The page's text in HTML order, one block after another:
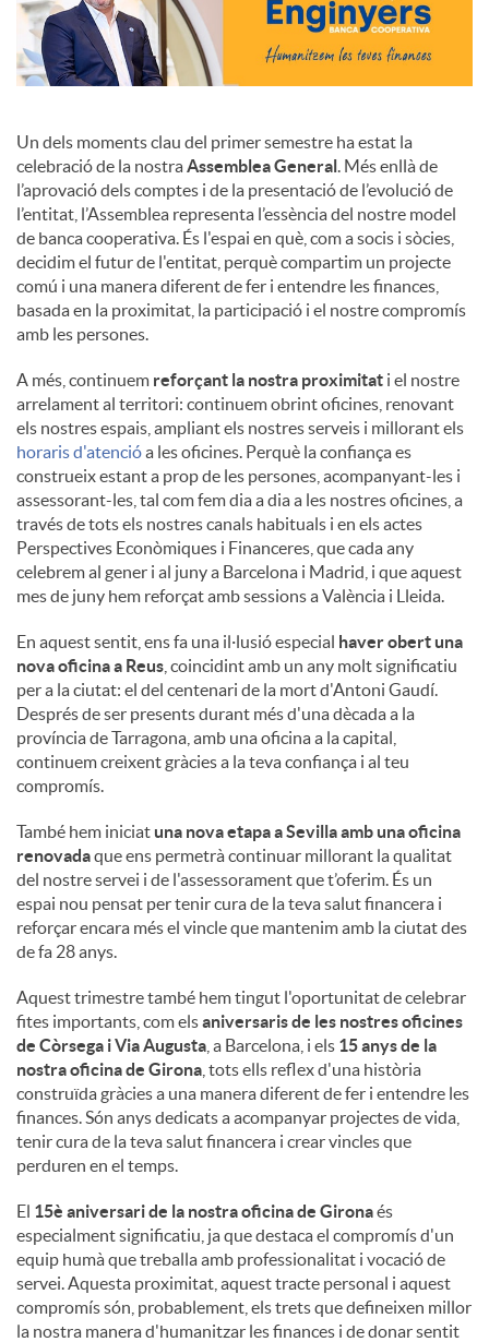
Un dels moments clau del primer semestre ha estat la
celebració de la nostra Assemblea General . Més enllà de
l’aprovació dels comptes i de la presentació de l’evolució de
l’entitat, l’Assemblea representa l’essència del nostre model
de banca cooperativa. És l'espai en què, com a socis i sòcies,
decidim el futur de l'entitat, perquè compartim un projecte
comú i una manera diferent de fer i entendre les finances,
basada en la proximitat, la participació i el nostre compromís
amb les persones.
A més, continuem reforçant la nostra proximitat i el nostre
arrelament al territori: continuem obrint oficines, renovant
els nostres espais, ampliant els nostres serveis i millorant els
horaris d'atencióa les oficines. Perquè la confiança es
construeix estant a prop de les persones, acompanyant-les i
assessorant-les, tal com fem dia a dia a les nostres oficines, a
través de tots els nostres canals habituals i en els actes
Perspectives Econòmiques i Financeres, que cada any
celebrem al gener i al juny a Barcelona i Madrid, i que aquest
mes de juny hem reforçat amb sessions a València i Lleida.
En aquest sentit, ens fa una il·lusió especial haver obert una
nova oficina a Reus , coincidint amb un any molt significatiu
per a la ciutat: el del centenari de la mort d'Antoni Gaudí.
Després de ser presents durant més d'una dècada a la
província de Tarragona, amb una oficina a la capital,
continuem creixent gràcies a la teva confiança i al teu
compromís.
També hem iniciat una nova etapa a Sevilla amb una oficina
renovadaque ens permetrà continuar millorant la qualitat
del nostre servei i de l'assessorament que t’oferim. És un
espai nou pensat per tenir cura de la teva salut financera i
reforçar encara més el vincle que mantenim amb la ciutat des
de fa 28 anys.
Aquest trimestre també hem tingut l'oportunitat de celebrar
fites importants, com elsaniversaris de les nostres oficines
de Còrsega i Via Augusta , a Barcelona, ​​i els 15 anys de la
nostra oficina de Girona , tots ells reflex d'una història
construïda gràcies a una manera diferent de fer i entendre les
finances. Són anys dedicats a acompanyar projectes de vida,
tenir cura de la teva salut financera i crear vincles que
perduren en el temps.
El 15è aniversari de la nostra oficina de Gironaés
especialment significatiu, ja que destaca el compromís d'un
equip humà que treballa amb professionalitat i vocació de
servei. Aquesta proximitat, aquest tracte personal i aquest
compromís són, probablement, els trets que defineixen millor
la nostra manera d'humanitzar les finances i de donar sentit